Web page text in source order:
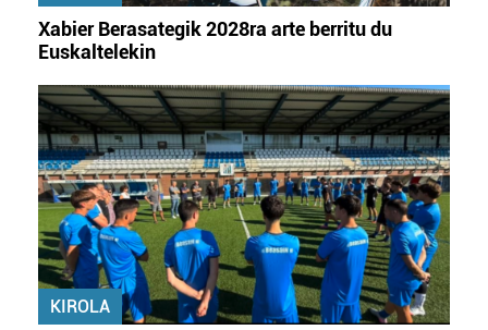
Xabier Berasategik 2028ra arte berritu du
Euskaltelekin
KIROLA